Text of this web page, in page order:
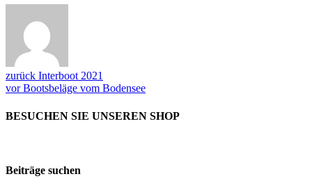
zurück Interboot 2021
vorBootsbeläge vom Bodensee
BESUCHEN SIE UNSEREN SHOP
Beiträge suchen